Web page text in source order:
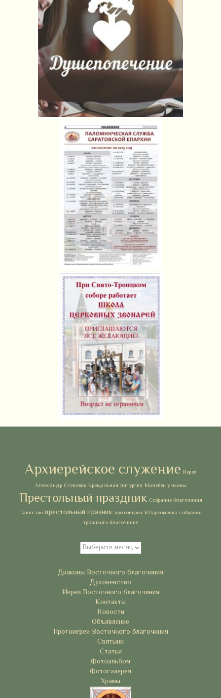
Архиерейское служение Иерей
Александр Степовик Крещальная литургия Молебен у иконы
Престольный праздник Собрание благочиния
Таинство престольный празник протоиереи. В.Пархоменко собрание
троицкого благочиния
Архивы
Диаконы Восточного благочиния
Духовенство
Иереи Восточного благочиния
Контакты
Новости
Объявление
Протоиереи Восточного благочиния
Святыни
Статьи
Фотоальбом
Фотогалерея
Храмы